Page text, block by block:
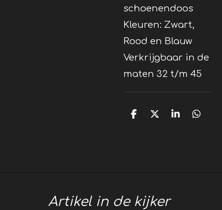
schoenendoos
Kleuren: Zwart,
Rood en Blauw
Verkrijgbaar in de
maten 32 t/m 45
D
D
S
D
Artikel in de kijker